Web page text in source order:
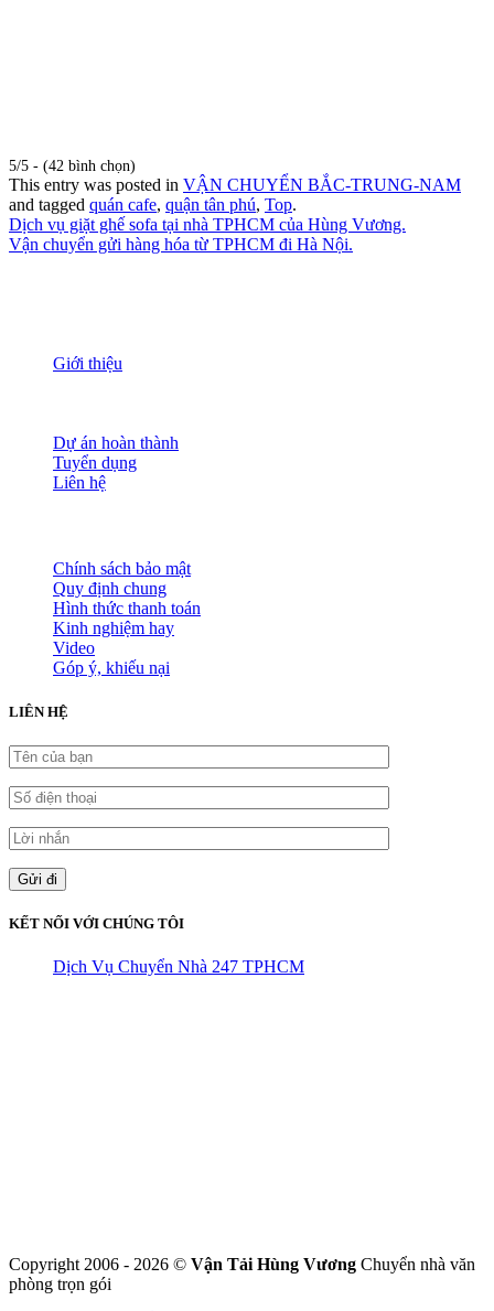
5/5 - (42 bình chọn)
This entry was posted in VẬN CHUYỂN BẮC-TRUNG-NAM
and tagged quán cafe, quận tân phú, Top.
Dịch vụ giặt ghế sofa tại nhà TPHCM của Hùng Vương.
Vận chuyển gửi hàng hóa từ TPHCM đi Hà Nội.
Giới thiệu
Dự án hoàn thành
Tuyển dụng
Liên hệ
Chính sách bảo mật
Quy định chung
Hình thức thanh toán
Kinh nghiệm hay
Video
Góp ý, khiếu nại
LIÊN HỆ
KẾT NỐI VỚI CHÚNG TÔI
Dịch Vụ Chuyển Nhà 247 TPHCM
Copyright 2006 - 2026 © Vận Tải Hùng Vương Chuyển nhà văn
phòng trọn gói